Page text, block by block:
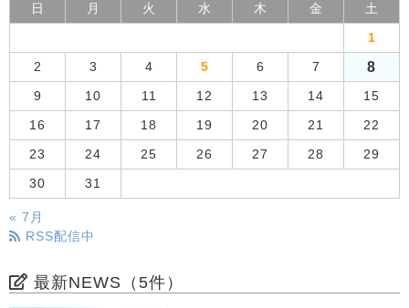
日 月 火 水 木 金 土
1
2 3 4 5 6 7 8
9 10 11 12 13 14 15
16 17 18 19 20 21 22
23 24 25 26 27 28 29
30 31
« 7月
RSS配信中
最新NEWS（5件）